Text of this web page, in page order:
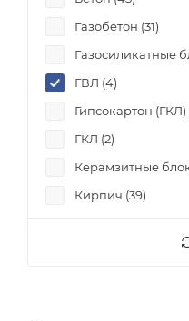
Газобетон (31)
Газосиликатные
ГВЛ (4)
Гипсокартон (ГКЛ)
ГКЛ (2)
Керамзитные
Кирпич (39)